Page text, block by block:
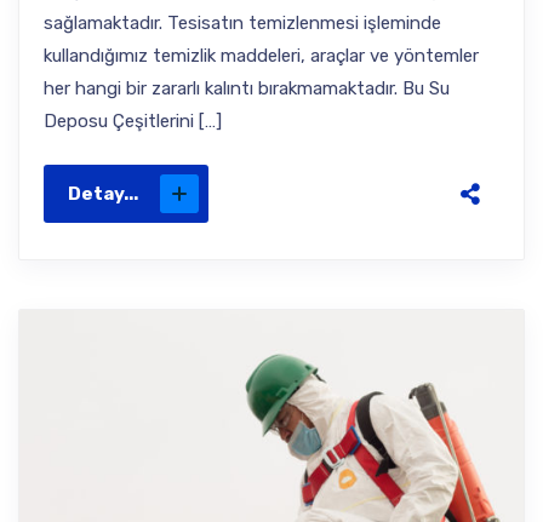
sağlamaktadır. Tesisatın temizlenmesi işleminde
kullandığımız temizlik maddeleri, araçlar ve yöntemler
her hangi bir zararlı kalıntı bırakmamaktadır. Bu Su
Deposu Çeşitlerini […]
Detay...